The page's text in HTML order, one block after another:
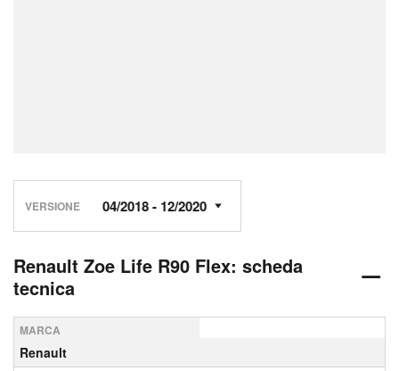
VERSIONE
Renault Zoe Life R90 Flex: scheda
tecnica
MARCA
Renault